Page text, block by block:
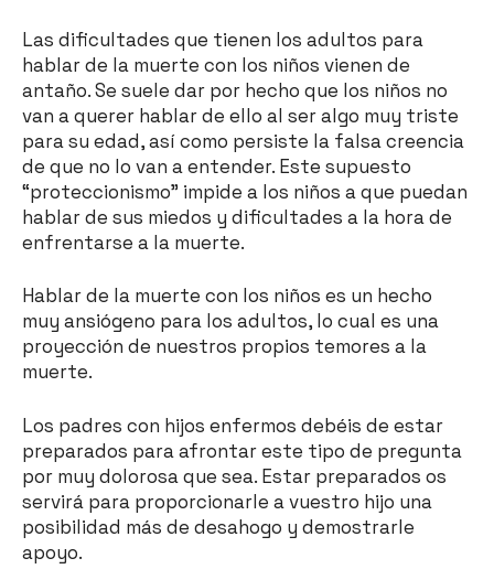
Las dificultades que tienen los adultos para
hablar de la muerte con los niños vienen de
antaño. Se suele dar por hecho que los niños no
van a querer hablar de ello al ser algo muy triste
para su edad, así como persiste la falsa creencia
de que no lo van a entender. Este supuesto
“proteccionismo” impide a los niños a que puedan
hablar de sus miedos y dificultades a la hora de
enfrentarse a la muerte.
Hablar de la muerte con los niños es un hecho
muy ansiógeno para los adultos, lo cual es una
proyección de nuestros propios temores a la
muerte.
Los padres con hijos enfermos debéis de estar
preparados para afrontar este tipo de pregunta
por muy dolorosa que sea. Estar preparados os
servirá para proporcionarle a vuestro hijo una
posibilidad más de desahogo y demostrarle
apoyo.